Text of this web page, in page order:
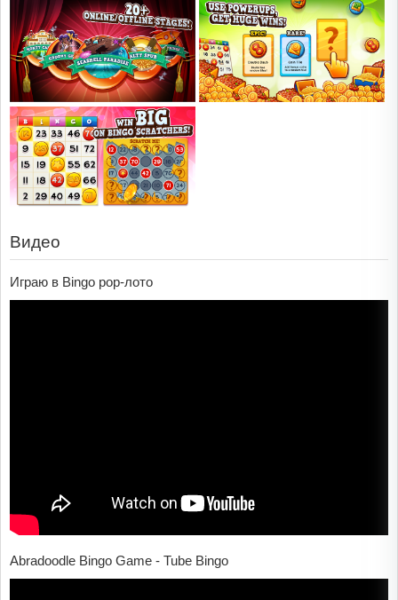
Видео
Играю в Bingo pop-лото
Abradoodle Bingo Game - Tube Bingo